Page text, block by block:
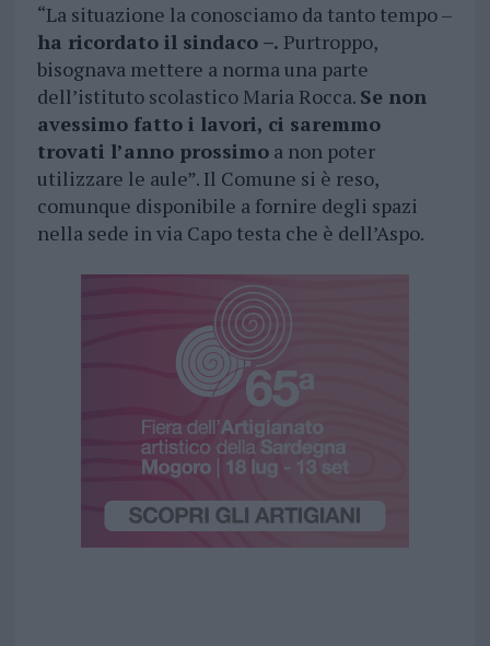
“La situazione la conosciamo da tanto tempo –
ha ricordato il sindaco –. Purtroppo,
bisognava mettere a norma una parte
dell’istituto scolastico Maria Rocca. Se non
avessimo fatto i lavori, ci saremmo
trovati l’anno prossimoa non poter
utilizzare le aule”. Il Comune si è reso,
comunque disponibile a fornire degli spazi
nella sede in via Capo testa che è dell’Aspo.